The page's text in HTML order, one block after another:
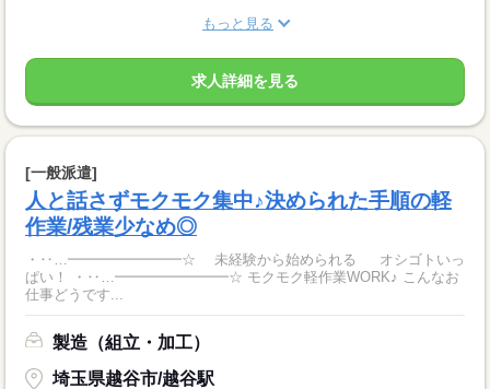
もっと見る
求人詳細を見る
[一般派遣]
人と話さずモクモク集中♪決められた手順の軽
作業/残業少なめ◎
・‥…━━━━━━━━☆ 未経験から始められる オシゴトいっ
ぱい！ ・‥…━━━━━━━━☆ モクモク軽作業WORK♪ こんなお
仕事どうです...
製造（組立・加工）
埼玉県越谷市/越谷駅